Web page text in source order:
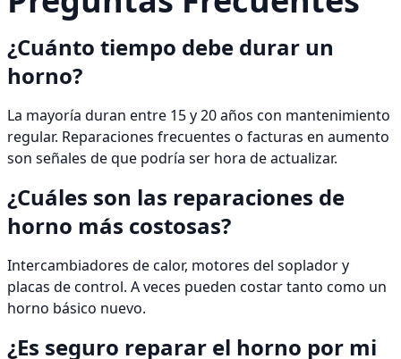
¿Cuánto tiempo debe durar un
horno?
La mayoría duran entre 15 y 20 años con mantenimiento
regular. Reparaciones frecuentes o facturas en aumento
son señales de que podría ser hora de actualizar.
¿Cuáles son las reparaciones de
horno más costosas?
Intercambiadores de calor, motores del soplador y
placas de control. A veces pueden costar tanto como un
horno básico nuevo.
¿Es seguro reparar el horno por mi